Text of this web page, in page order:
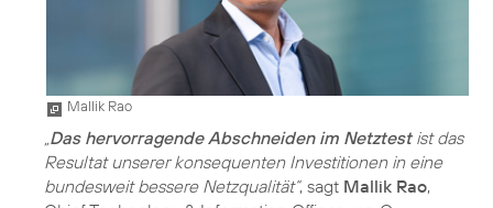
Mallik Rao
„Das hervorragende Abschneiden im Netztestist das
Resultat unserer konsequenten Investitionen in eine
bundesweit bessere Netzqualität“, sagt Mallik Rao,